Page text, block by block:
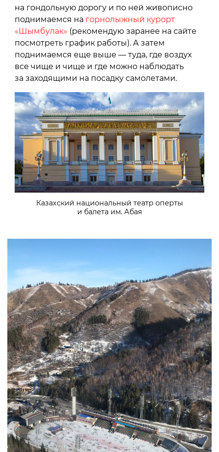
на гондольную дорогу и по ней живописно
поднимаемся на горнолыжный курорт
«Шымбулак» (рекомендую заранее на сайте
посмотреть график работы). А затем
поднимаемся еще выше — туда, где воздух
все чище и чище и где можно наблюдать
за заходящими на посадку самолетами.
Казахский национальный театр оперты
и балета им. Абая